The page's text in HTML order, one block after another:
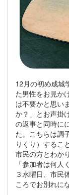
12月の初め成城
た男性をお見か
は不要かと思い
か？」とお声掛
の返事と同時に
た。こちらは調
りくり）するこ
市民の方とわか
「参加者は何
３水曜日、市民
ころでお別れに